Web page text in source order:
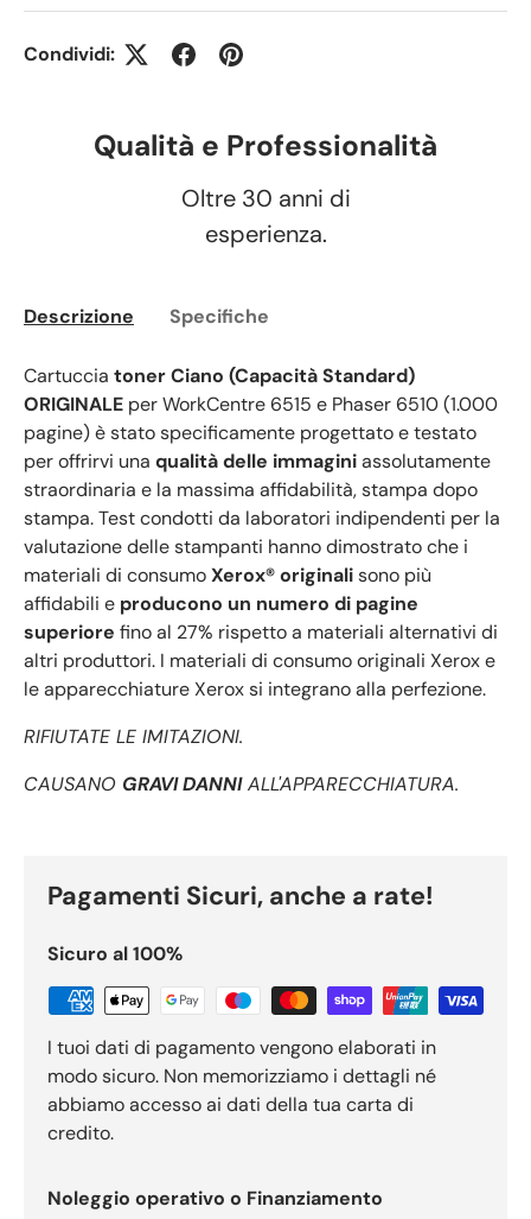
Condividi:
Qualità e Professionalità
Oltre 30 anni di
esperienza.
Descrizione Specifiche
Cartuccia toner Ciano (Capacità Standard)
ORIGINALE per WorkCentre 6515 e Phaser 6510 (1.000
pagine) è stato specificamente progettato e testato
per offrirvi una qualità delle immaginiassolutamente
straordinaria e la massima affidabilità, stampa dopo
stampa. Test condotti da laboratori indipendenti per la
valutazione delle stampanti hanno dimostrato che i
materiali di consumoXerox® originalisono più
affidabili e producono un numero di pagine
superiore fino al 27% rispetto a materiali alternativi di
altri produttori. I materiali di consumo originali Xerox e
le apparecchiature Xerox si integrano alla perfezione.
RIFIUTATE LE IMITAZIONI.
CAUSANO GRAVI DANNIALL'APPARECCHIATURA.
Pagamenti Sicuri, anche a rate!
Sicuro al 100%
I tuoi dati di pagamento vengono elaborati in
modo sicuro. Non memorizziamo i dettagli né
abbiamo accesso ai dati della tua carta di
credito.
Noleggio operativo o Finanziamento